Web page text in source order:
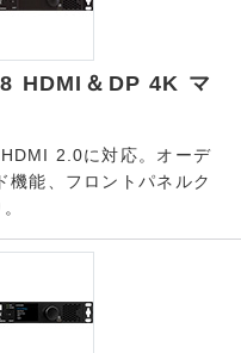
HDMI＆DP 4K マ
2.0に対応。オーデ
機能、フロントパネルク